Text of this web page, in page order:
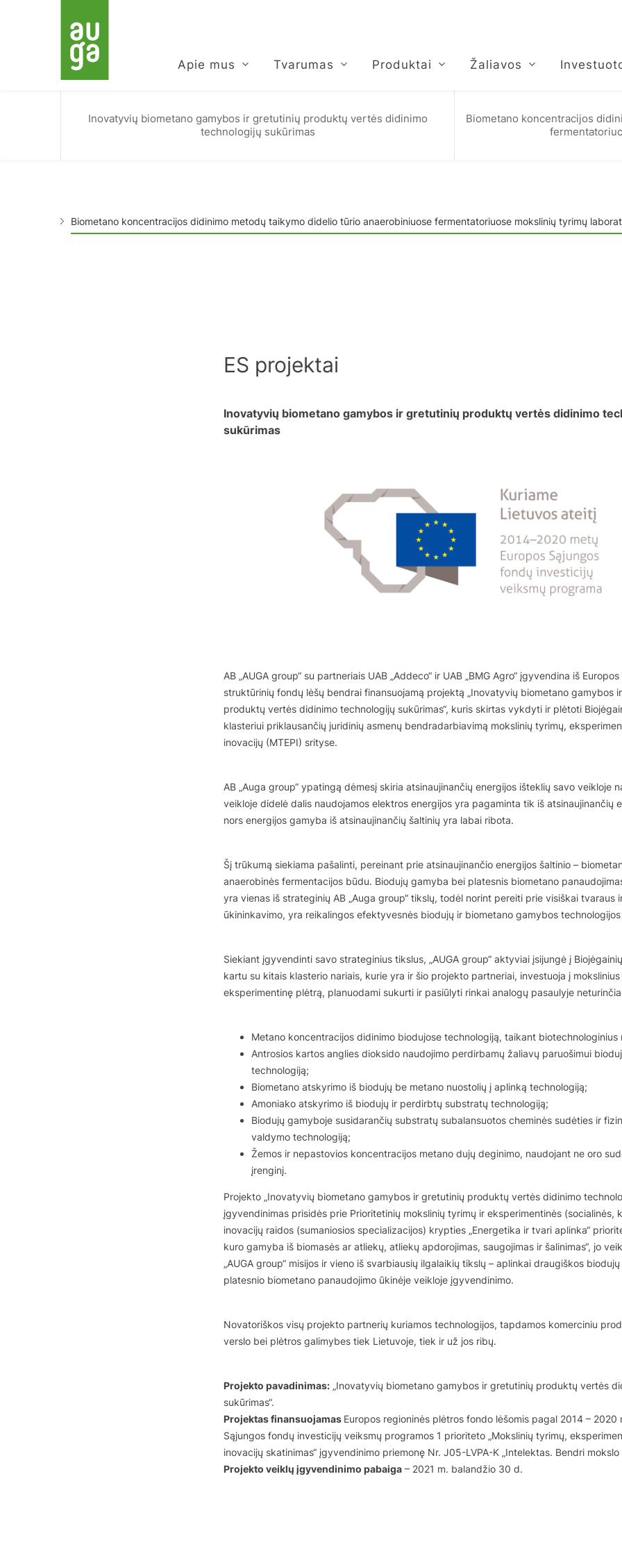
Apie mus Tvarumas Produktai Žaliavos
Inovatyvių biometano gamybos ir gretutinių produktų vertės didinimo
technologijų sukūrimas
Biometano koncentracijos
Biometano koncentracijos didinimo metodų taikymo didelio tūrio anaerobiniuose fermentatoriuose mokslinių tyrimų
ES projektai
Inovatyvių biometano gamybos ir gretutinių produktų vertės didinimo
sukūrimas
AB „AUGA group“ su partneriais UAB „Addeco“ ir UAB „BMG Agro“ įgyvendina iš
struktūrinių fondų lėšų bendrai finansuojamą projektą „Inovatyvių biometano gamybos
produktų vertės didinimo technologijų sukūrimas“, kuris skirtas vykdyti ir plėtoti
klasteriui priklausančių juridinių asmenų bendradarbiavimą mokslinių tyrimų,
inovacijų (MTEPI) srityse.
AB „Auga group“ ypatingą dėmesį skiria atsinaujinančių energijos išteklių savo veikloje
veikloje didelė dalis naudojamos elektros energijos yra pagaminta tik iš atsinaujinančių
nors energijos gamyba iš atsinaujinančių šaltinių yra labai ribota.
Šį trūkumą siekiama pašalinti, pereinant prie atsinaujinančio energijos šaltinio –
anaerobinės fermentacijos būdu. Biodujų gamyba bei platesnis biometano
yra vienas iš strateginių AB „Auga group“ tikslų, todėl norint pereiti prie visiškai tvaraus
ūkininkavimo, yra reikalingos efektyvesnės biodujų ir biometano gamybos
Siekiant įgyvendinti savo strateginius tikslus, „AUGA group“ aktyviai įsijungė į
kartu su kitais klasterio nariais, kurie yra ir šio projekto partneriai, investuoja į
eksperimentinę plėtrą, planuodami sukurti ir pasiūlyti rinkai analogų pasaulyje
Metano koncentracijos didinimo biodujose technologiją, taikant biotechnologinius
Antrosios kartos anglies dioksido naudojimo perdirbamų žaliavų paruošimui
technologiją;
Biometano atskyrimo iš biodujų be metano nuostolių į aplinką technologiją;
Amoniako atskyrimo iš biodujų ir perdirbtų substratų technologiją;
Biodujų gamyboje susidarančių substratų subalansuotos cheminės sudėties ir
valdymo technologiją;
Žemos ir nepastovios koncentracijos metano dujų deginimo, naudojant ne oro
įrenginį.
Projekto „Inovatyvių biometano gamybos ir gretutinių produktų vertės didinimo
įgyvendinimas prisidės prie Prioritetinių mokslinių tyrimų ir eksperimentinės (socialinės,
inovacijų raidos (sumaniosios specializacijos) krypties „Energetika ir tvari aplinka“
kuro gamyba iš biomasės ar atliekų, atliekų apdorojimas, saugojimas ir šalinimas“, jo
„AUGA group“ misijos ir vieno iš svarbiausių ilgalaikių tikslų – aplinkai draugiškos
platesnio biometano panaudojimo ūkinėje veikloje įgyvendinimo.
Novatoriškos visų projekto partnerių kuriamos technologijos, tapdamos komerciniu
verslo bei plėtros galimybes tiek Lietuvoje, tiek ir už jos ribų.
Projekto pavadinimas: „Inovatyvių biometano gamybos ir gretutinių produktų vertės
sukūrimas“.
Projektas finansuojamas Europos regioninės plėtros fondo lėšomis pagal 2014 – 2020
Sąjungos fondų investicijų veiksmų programos 1 prioriteto „Mokslinių tyrimų,
inovacijų skatinimas“ įgyvendinimo priemonę Nr. J05-LVPA-K „Intelektas. Bendri mokslo
Projekto veiklų įgyvendinimo pabaiga – 2021 m. balandžio 30 d.